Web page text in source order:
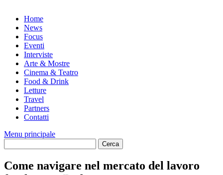
Home
News
Focus
Eventi
Interviste
Arte & Mostre
Cinema & Teatro
Food & Drink
Letture
Travel
Partners
Contatti
Menu principale
Come navigare nel mercato del lavoro